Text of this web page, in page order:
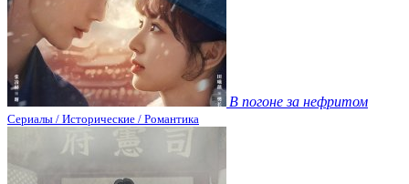
В погоне за нефритом
Сериалы / Исторические / Романтика